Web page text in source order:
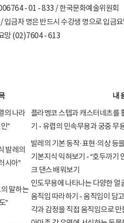
- 01 - 833 / 한국문화예술위원회
입금자 명은 반드시 수강생 명으로 입금
망 (02)7604 - 613
내
의 나라
”
플라멩코 스텝과 캐스터네츠를
기 - 유렵의 민속무용과 궁중 무
발레의
시아”
발레의 기본 동작·표현·의상 등
기본지식 익혀보기 - “호두까기
크 댄스 배워보기
말하는
”
인도무용에 나타나는 다양한
움직임 따라하기 - 움직임이 담
각과 감정을 직접 움직임으로 만